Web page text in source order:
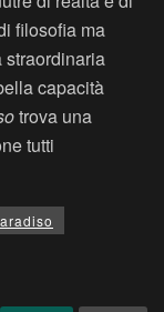
filosofia ma
straordinaria
capacità
trova una
tutti